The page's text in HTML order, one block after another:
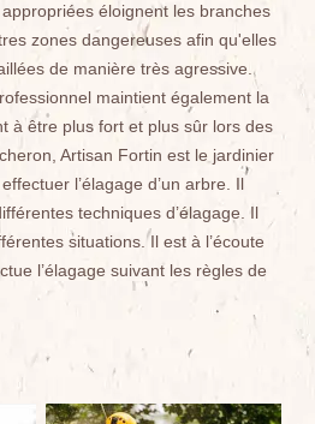
éloignent les branches
zones dangereuses afin qu'elles
de manière très agressive.
maintient également la
à être plus fort et plus sûr lors des
Artisan Fortin est le jardinier
l’élagage d’un arbre. Il
techniques d’élagage. Il
situations. Il est à l’écoute
l’élagage suivant les règles de